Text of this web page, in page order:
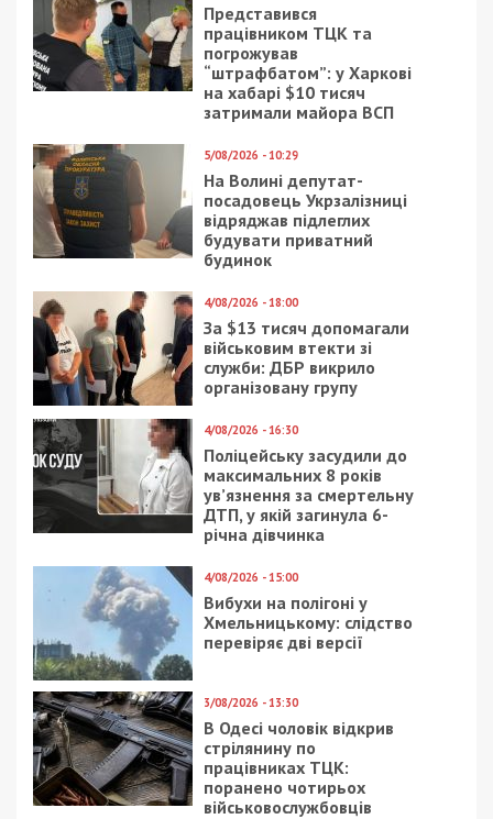
Представився
працівником ТЦК та
погрожував
“штрафбатом”: у Харкові
на хабарі $10 тисяч
затримали майора ВСП
5/08/2026 - 10:29
На Волині депутат-
посадовець Укрзалізниці
відряджав підлеглих
будувати приватний
будинок
4/08/2026 - 18:00
За $13 тисяч допомагали
військовим втекти зі
служби: ДБР викрило
організовану групу
4/08/2026 - 16:30
Поліцейську засудили до
максимальних 8 років
ув’язнення за смертельну
ДТП, у якій загинула 6-
річна дівчинка
4/08/2026 - 15:00
Вибухи на полігоні у
Хмельницькому: слідство
перевіряє дві версії
3/08/2026 - 13:30
В Одесі чоловік відкрив
стрілянину по
працівниках ТЦК:
поранено чотирьох
військовослужбовців